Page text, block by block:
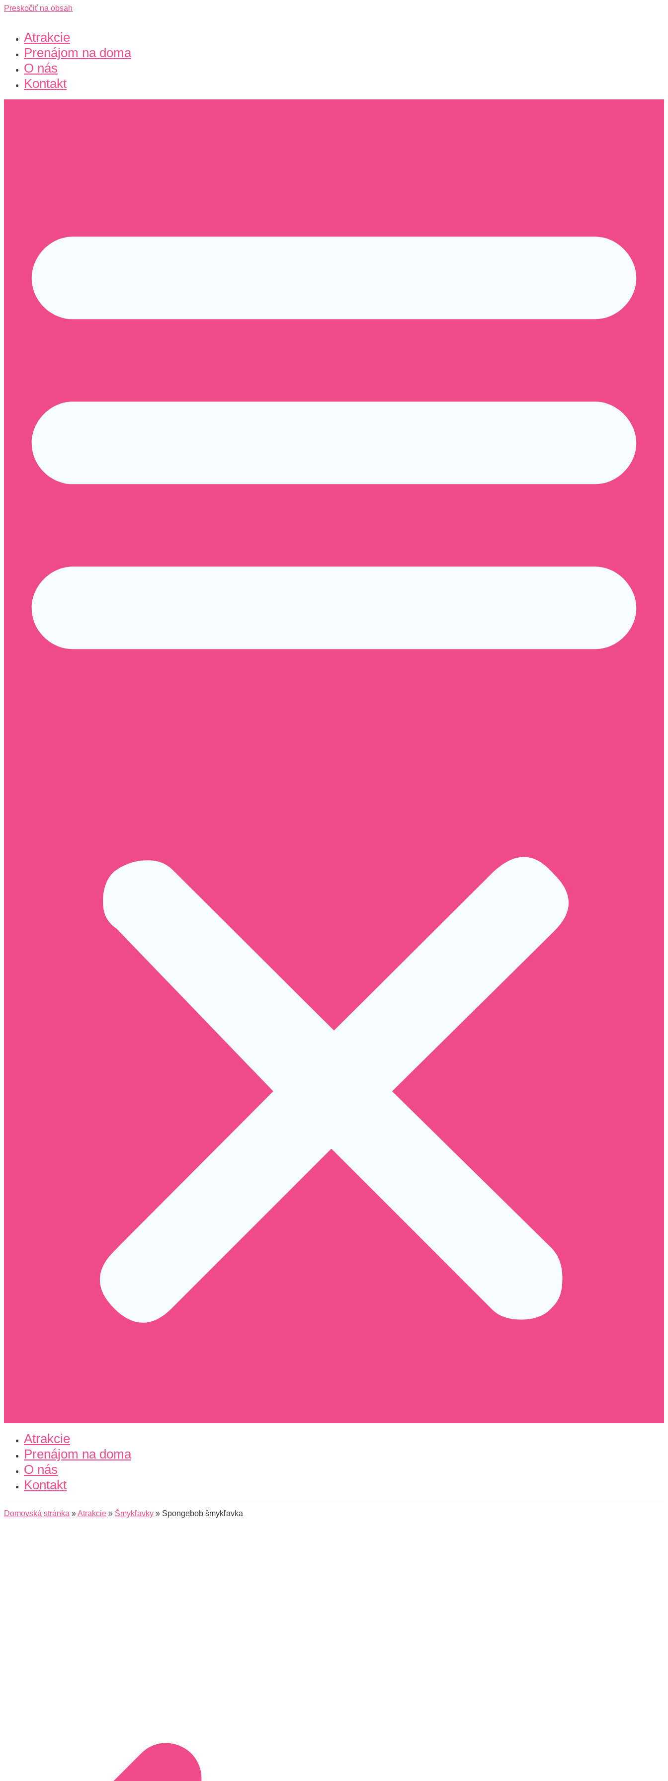
Preskočiť na obsah
Atrakcie
Prenájom na doma
O nás
Kontakt
Atrakcie
Prenájom na doma
O nás
Kontakt
Domovská stránka »Atrakcie » Šmykľavky » Spongebob šmykľavka